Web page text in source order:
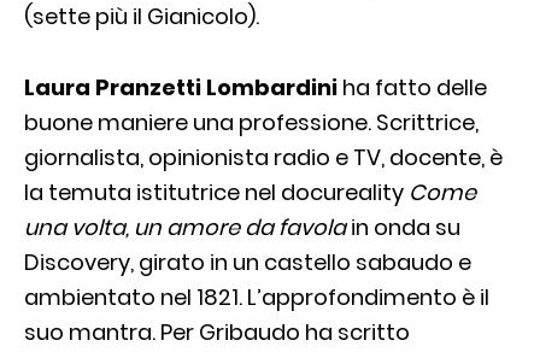
(sette più il Gianicolo).
Laura Pranzetti Lombardini ha fatto delle
buone maniere una professione. Scrittrice,
giornalista, opinionista radio e TV, docente, è
la temuta istitutrice nel docureality Come
una volta, un amore da favolain onda su
Discovery, girato in un castello sabaudo e
ambientato nel 1821. L’approfondimento è il
suo mantra. Per Gribaudo ha scritto